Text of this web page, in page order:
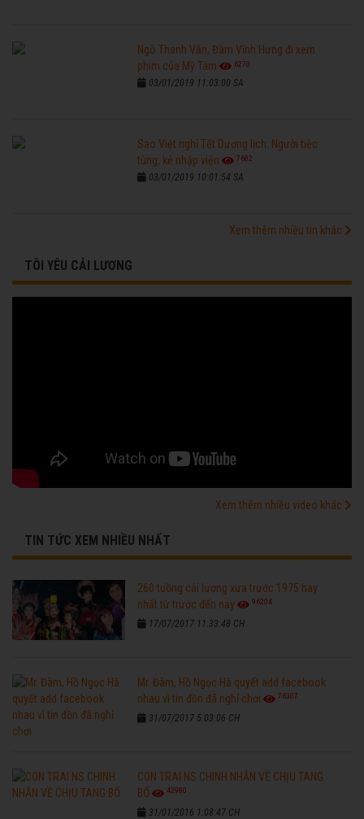
Ngô Thanh Vân, Đàm Vĩnh Hưng đi xem
phim của Mỹ Tâm
6270
03/01/2019 11:03:00 SA
Sao Việt nghỉ Tết Dương lịch: Người tiệc
tùng, kẻ nhập viện
7682
03/01/2019 10:01:54 SA
Xem thêm nhiều tin khác
TÔI YÊU CẢI LƯƠNG
Xem thêm nhiều video khác
TIN TỨC XEM NHIỀU NHẤT
260 tuồng cải lương xưa trước 1975 hay
nhất từ trước đến nay
96204
17/07/2017 11:33:48 CH
Mr. Đàm, Hồ Ngọc Hà quyết add facebook
nhau vì tin đồn đã nghỉ chơi
76307
31/07/2017 5:03:06 CH
CON TRAI NS CHINH NHẪN VỀ CHỊU TANG
BỐ
42980
31/01/2016 1:08:47 CH